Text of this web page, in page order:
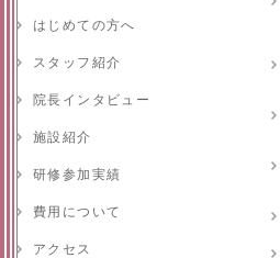
はじめての方へ
スタッフ紹介
院長インタビュー
施設紹介
研修参加実績
費用について
アクセス